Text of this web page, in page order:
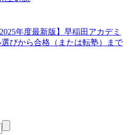
2025年度最新版】早稲田アカデミ
びから合格（または転塾）まで